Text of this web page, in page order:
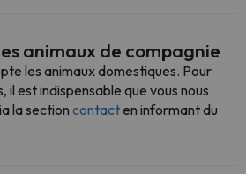
animaux de compagnie
les animaux domestiques. Pour
il est indispensable que vous nous
la section contacten informant du